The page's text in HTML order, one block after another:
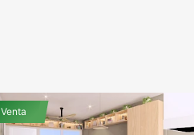
Venta